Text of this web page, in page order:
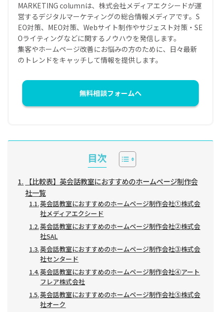
MARKETING columnは、株式会社メディアエクシードが運
営するデジタルマーケティングの総合情報メディアです。S
EO対策、MEO対策、Webサイト制作やサジェスト対策・SE
Oライティングなどに関するノウハウを発信します。
集客やホームページ改善にお悩みの方のために、日々最新
のトレンドをキャッチして情報を提供します。
無料相談フォームへ
目次
【比較表】英会話教室におすすめのホームページ制作会
社一覧
英会話教室におすすめのホームページ制作会社①株式会
社メディアエクシード
英会話教室におすすめのホームページ制作会社②株式会
社SAL
英会話教室におすすめのホームページ制作会社③株式会
社センタード
英会話教室におすすめのホームページ制作会社④アート
フレア株式会社
英会話教室におすすめのホームページ制作会社⑤株式会
社オーク